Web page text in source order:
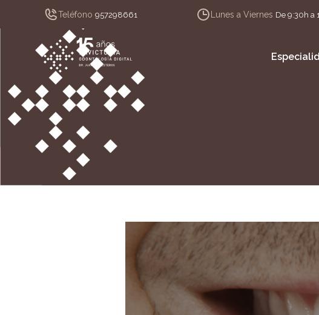
Teléfono 957298661 Lunes a Viernes De 9:30h a